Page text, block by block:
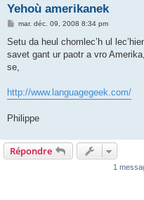
Yehoù amerikanek
M
s
a
g
e
mar. déc. 09, 2008 8:34 pm
Setu da heul chomlec’h ul
savet gant ur paotr a vro
se,
http://www.languagegeek.com/
Philippe
Répondre
1